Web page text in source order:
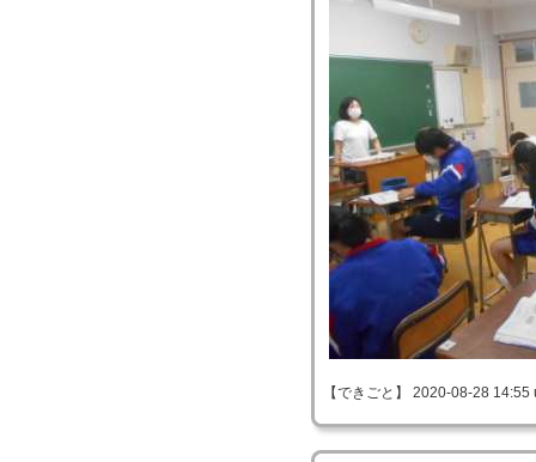
【できごと】 2020-08-28